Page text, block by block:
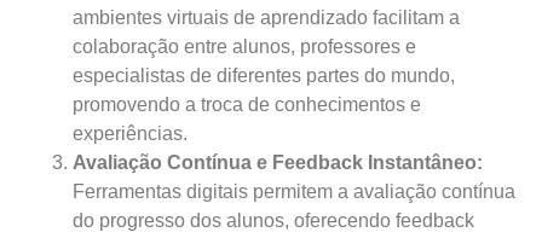
ambientes virtuais de aprendizado facilitam a
colaboração entre alunos, professores e
especialistas de diferentes partes do mundo,
promovendo a troca de conhecimentos e
experiências.
Avaliação Contínua e Feedback Instantâneo:
Ferramentas digitais permitem a avaliação contínua
do progresso dos alunos, oferecendo feedback